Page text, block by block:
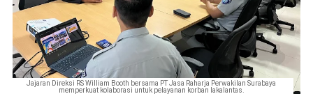
Jajaran Direksi RS William Booth bersama PT Jasa Raharja Perwakilan Surabaya
memperkuat kolaborasi untuk pelayanan korban lakalantas.